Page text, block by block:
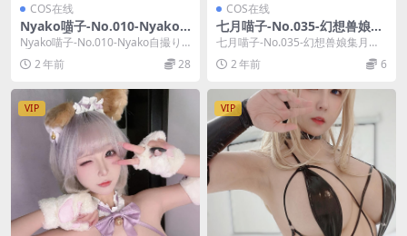
COS在线
Nyako喵子-No.010-Nyako
自撮り② [197P 7V]
Nyako喵子-No.010-Nyako自撮り
② [197P 7V]，Nyako...
2 年前 28
COS在线
七月喵子-No.035-幻想兽娘集
月食 火狄娅 [23P]
七月喵子-No.035-幻想兽娘集月食
火狄娅 [23P]，七月喵子在线作品导
航...2 年前 6
VIP VIP